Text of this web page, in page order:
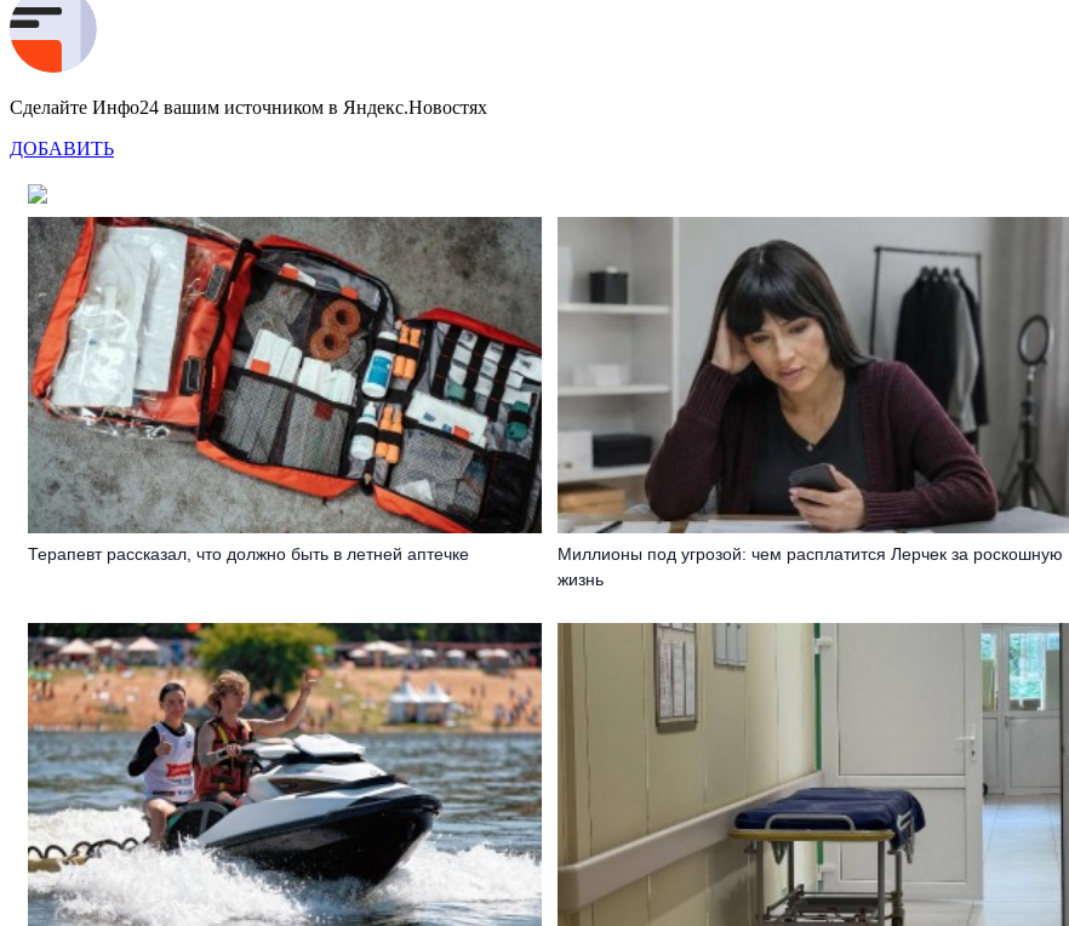
Сделайте Инфо24 вашим источником в Яндекс.Новостях
ДОБАВИТЬ
Терапевт рассказал, что должно быть в летней аптечке
Миллионы под угрозой: чем расплатится Лерчек за роскошную
жизнь